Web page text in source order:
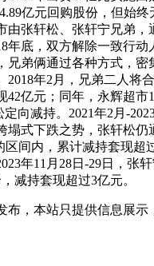
亿元回购股份，但始终
由张轩松、张轩宁兄弟，
年底，双方解除一致行动
兄弟俩通过各种方式，密
2018年2月，兄弟二人将
42亿元；同年，永辉超市
向减持。2021年2月-
塌式下跌之势，张轩松仍
区间内，累计减持套现超
年11月28日-29日，张
减持套现超过3亿元。
布， 本站只提供信息展示